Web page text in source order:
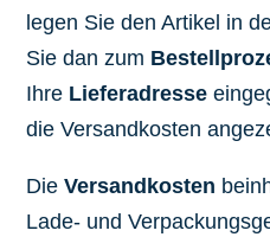
legen Sie den Artikel in
Sie dan zum
Ihre Lieferadresse
die Versandkosten
Die Versandkosten
Lade- und